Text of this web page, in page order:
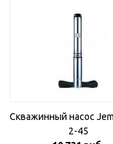
Скважинный насос
2-45